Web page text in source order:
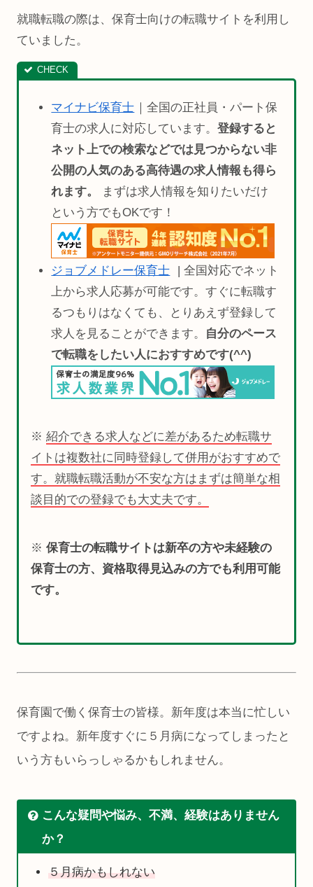
就職転職の際は、保育士向けの転職サイトを利用し
ていました。
マイナビ保育士 ｜全国の正社員・パート保
育士の求人に対応しています。登録すると
ネット上での検索などでは見つからない非
公開の人気のある高待遇の求人情報も得ら
れます。
まずは求人情報を知りたいだけ
という方でもOKです！
ジョブメドレー保育士
| 全国対応でネット
上から求人応募が可能です。すぐに転職す
るつもりはなくても、とりあえず登録して
求人を見ることができます。 自分のペース
で転職をしたい人におすすめです(^^)
※ 紹介できる求人などに差があるため転職サ
イトは複数社に同時登録して併用がおすすめで
す。就職転職活動が不安な方はまずは簡単な相
談目的での登録でも大丈夫です。
※ 保育士の転職サイトは新卒の方や未経験の
保育士の方、資格取得見込みの方でも利用可能
です。
保育園で働く保育士の皆様。新年度は本当に忙しい
ですよね。新年度すぐに５月病になってしまったと
いう方もいらっしゃるかもしれません。
こんな疑問や悩み、不満、経験はありません
か？
５月病かもしれない